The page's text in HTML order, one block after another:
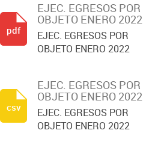
EJEC. EGRESOS POR
OBJETO ENERO 2022
EJEC. EGRESOS POR
OBJETO ENERO 2022
pdf
EJEC. EGRESOS POR
OBJETO ENERO 2022
EJEC. EGRESOS POR
OBJETO ENERO 2022
csv